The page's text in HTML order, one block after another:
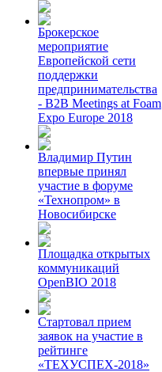
Брокерское
мероприятие
Европейской сети
поддержки
предпринимательства
- B2B Meetings at Foam
Expo Europe 2018
Владимир Путин
впервые принял
участие в форуме
«Технопром» в
Новосибирске
Площадка открытых
коммуникаций
OpenBIO 2018
Стартовал прием
заявок на участие в
рейтинге
«ТЕХУСПЕХ-2018»